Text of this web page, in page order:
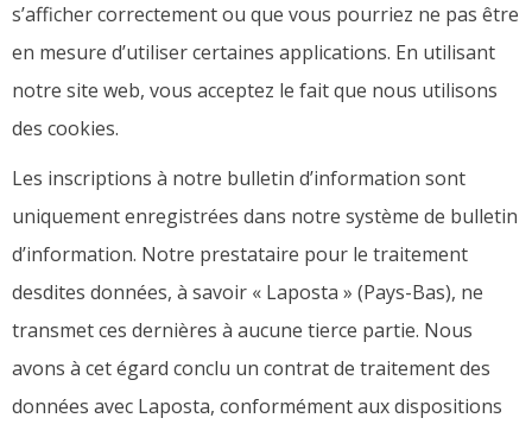
s’afficher correctement ou que vous pourriez ne pas être
en mesure d’utiliser certaines applications. En utilisant
notre site web, vous acceptez le fait que nous utilisons
des cookies.
Les inscriptions à notre bulletin d’information sont
uniquement enregistrées dans notre système de bulletin
d’information. Notre prestataire pour le traitement
desdites données, à savoir « Laposta » (Pays-Bas), ne
transmet ces dernières à aucune tierce partie. Nous
avons à cet égard conclu un contrat de traitement des
données avec Laposta, conformément aux dispositions